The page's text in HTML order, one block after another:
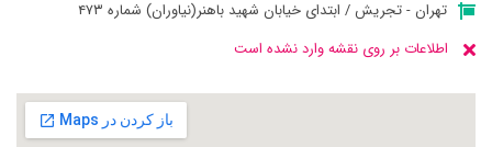
تهران - تجریش / ابتدای خیابان شهید باهنر(نیاوران) شماره ۴۷۳
اطلاعات بر روی نقشه وارد نشده است